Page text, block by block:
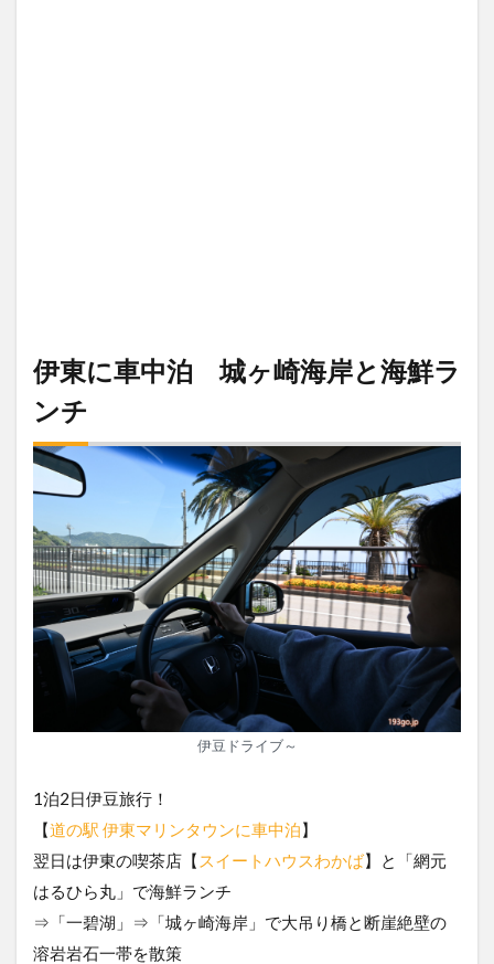
伊東に車中泊 城ヶ崎海岸と海鮮ラ
ンチ
伊豆ドライブ～
1泊2日伊豆旅行！
【道の駅 伊東マリンタウンに車中泊】
翌日は伊東の喫茶店【 スイートハウスわかば】と「網元
はるひら丸」で海鮮ランチ
⇒「一碧湖」⇒「城ヶ崎海岸」で大吊り橋と断崖絶壁の
溶岩岩石一帯を散策